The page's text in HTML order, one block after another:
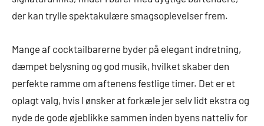
der kan trylle spektakulære smagsoplevelser frem.
Mange af cocktailbarerne byder på elegant indretning,
dæmpet belysning og god musik, hvilket skaber den
perfekte ramme om aftenens festlige timer. Det er et
oplagt valg, hvis I ønsker at forkæle jer selv lidt ekstra og
nyde de gode øjeblikke sammen inden byens natteliv for